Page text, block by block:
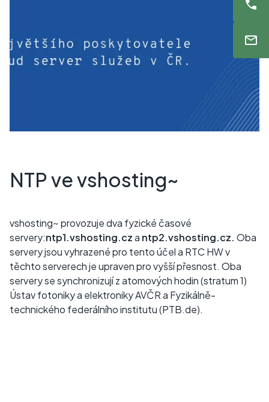
NTP ve vshosting~
vshosting~ provozuje dva fyzické časové
servery:ntp1.vshosting.cza ntp2.vshosting.cz. Oba
servery jsou vyhrazené pro tento účel a RTC HW v
těchto serverech je upraven pro vyšší přesnost. Oba
servery se synchronizují z atomových hodin (stratum 1)
Ústav fotoniky a elektroniky AVČR a Fyzikálně-
technického federálního institutu (PTB.de).